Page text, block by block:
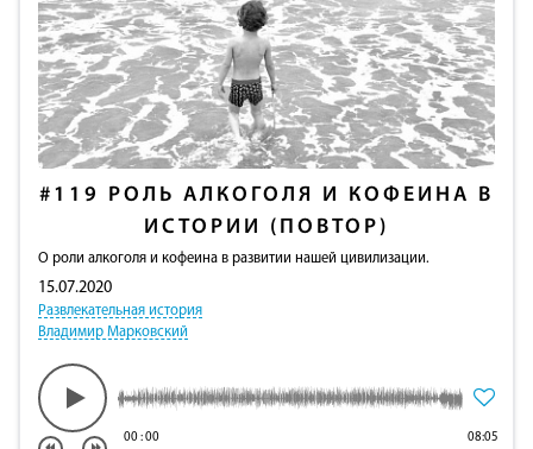
#119
РОЛЬ АЛКОГОЛЯ И КОФЕИНА В
ИСТОРИИ (ПОВТОР)
О роли алкоголя и кофеина в развитии нашей цивилизации.
15.07.2020
Развлекательная история
Владимир Марковский
00:00 08:05